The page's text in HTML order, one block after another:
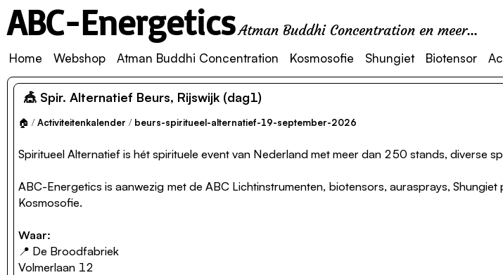
ABC-EnergeticsAtman Buddhi Concentration en meer...
Home Webshop Atman Buddhi Concentration Kosmosofie Shungiet Biotensor
🎪 Spir. Alternatief Beurs, Rijswijk (dag1)
🏠 / Activiteitenkalender / beurs-spiritueel-alternatief-19-september-2026
Spiritueel Alternatief is hét spirituele event van Nederland met meer dan 250 stands, diverse
ABC-Energetics is aanwezig met de ABC Lichtinstrumenten, biotensors, aurasprays,
Kosmosofie.
Waar:
📍 De Broodfabriek
Volmerlaan 12